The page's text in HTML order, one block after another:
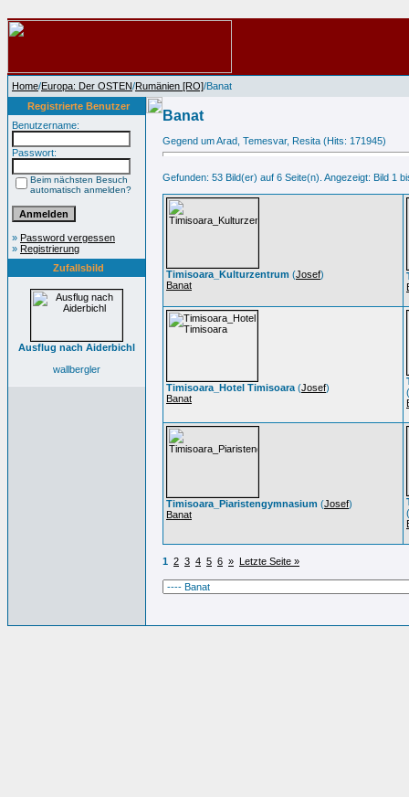
Home/Europa: Der OSTEN/Rumänien [RO]/Banat
Registrierte Benutzer
Benutzername:
Passwort:
Beim nächsten Besuch
automatisch anmelden?
» Password vergessen
» Registrierung
Zufallsbild
Ausflug nach Aiderbichl
wallbergler
Banat
Gegend um Arad, Temesvar, Resita (Hits: 171945)
Gefunden: 53 Bild(er) auf 6 Seite(n). Angezeigt: Bild 1
Timisoara_Kulturzentrum (Josef)
Banat
Timisoara_Hotel Timisoara (Josef)
Banat
(
Timisoara_Piaristengymnasium (Josef)
Banat
(
1 2 3 4 5 6 » Letzte Seite »